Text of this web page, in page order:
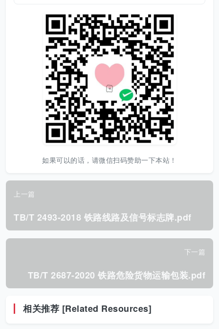
如果可以的话，请微信扫码赞助一下本站！
上一篇
TB/T 2493-2018 铁路线路及信号标志牌.pdf
下一篇
TB/T 2687-2020 铁路危险货物运输包装.pdf
相关推荐 [Related Resources]